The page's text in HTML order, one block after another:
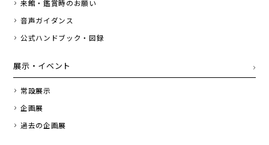
来館・鑑賞時のお願い
音声ガイダンス
公式ハンドブック・図録
展示・イベント
常設展示
企画展
過去の企画展